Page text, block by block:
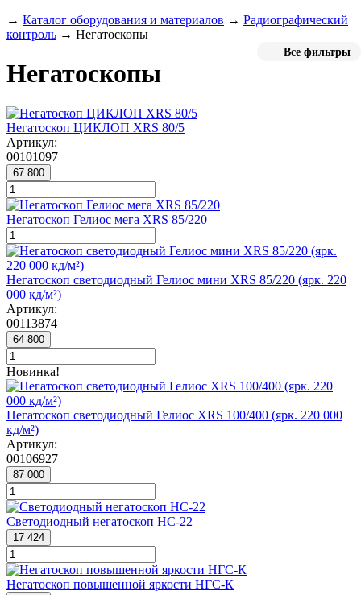
→ Каталог оборудования и материалов → Радиографический
контроль → Негатоскопы
Все фильтры
Негатоскопы
Негатоскоп ЦИКЛОП XRS 80/5
Артикул:
00101097
67 800
Негатоскоп Гелиос мега XRS 85/220
Негатоскоп светодиодный Гелиос мини XRS 85/220 (ярк. 220
000 кд/м²)
Артикул:
00113874
64 800
Новинка!
Негатоскоп светодиодный Гелиос XRS 100/400 (ярк. 220 000
кд/м²)
Артикул:
00106927
87 000
Светодиодный негатоскоп НС-22
17 424
Негатоскоп повышенной яркости НГС-К